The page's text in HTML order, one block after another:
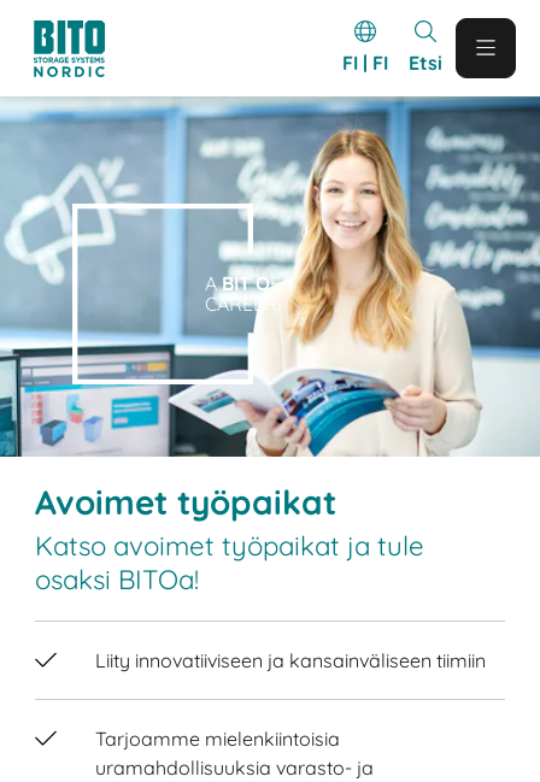
FI | FI Etsi
ABIT OF
CAREER.
Avoimet työpaikat
Katso avoimet työpaikat ja tule
osaksi BITOa!
Liity innovatiiviseen ja kansainväliseen tiimiin
Tarjoamme mielenkiintoisia
uramahdollisuuksia varasto- ja